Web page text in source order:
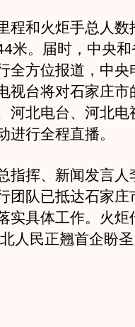
和火炬手总人数
米。届时，中央
全方位报道，中央
视台将对石家庄市
河北电台、河北电
进行全程直播。
挥、新闻发言人
团队已抵达石家庄
实具体工作。火炬
人民正翘首企盼